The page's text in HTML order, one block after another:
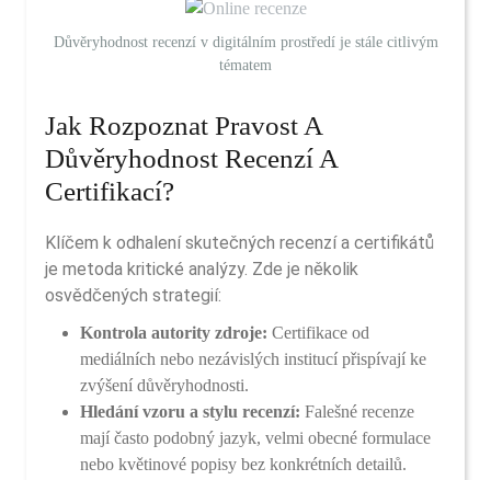
Důvěryhodnost recenzí v digitálním prostředí je stále citlivým
tématem
Jak Rozpoznat Pravost A
Důvěryhodnost Recenzí A
Certifikací?
Klíčem k odhalení skutečných recenzí a certifikátů
je metoda kritické analýzy. Zde je několik
osvědčených strategií:
Kontrola autority zdroje: Certifikace od
mediálních nebo nezávislých institucí přispívají ke
zvýšení důvěryhodnosti.
Hledání vzoru a stylu recenzí: Falešné recenze
mají často podobný jazyk, velmi obecné formulace
nebo květinové popisy bez konkrétních detailů.